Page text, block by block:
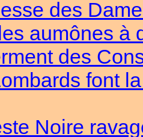
des
aumônes à
des
font
Noire